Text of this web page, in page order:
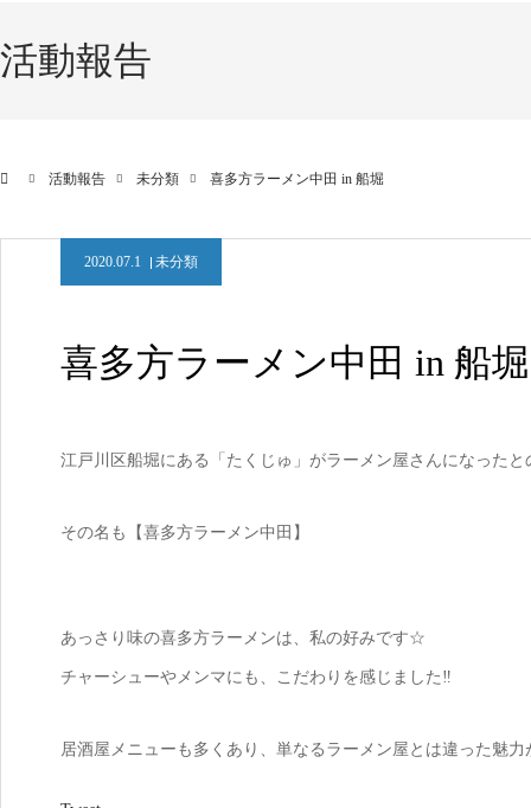
活動報告
活動報告 未分類 喜多方ラーメン中田 in 船堀
2020.07.1 未分類
喜多方ラーメン中田 in 船堀
江戸川区船堀にある「たくじゅ」がラーメン屋さんになったと
その名も【喜多方ラーメン中田】
あっさり味の喜多方ラーメンは、私の好みです☆
チャーシューやメンマにも、こだわりを感じました‼️
居酒屋メニューも多くあり、単なるラーメン屋とは違った魅力